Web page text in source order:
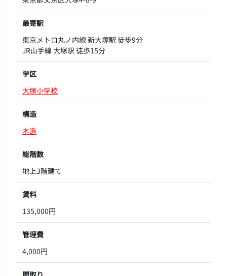
最寄駅
東京メトロ丸ノ内線 新大塚駅 徒歩9分
JR山手線 大塚駅 徒歩15分
学区
大塚小学校
構造
木造
総階数
地上3階建て
賃料
135,000円
管理費
4,000円